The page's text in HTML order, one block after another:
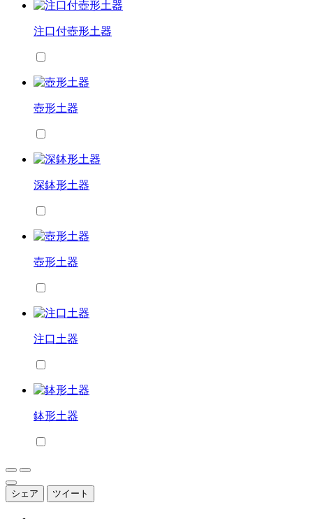
注口付壺形土器
壺形土器
深鉢形土器
壺形土器
注口土器
鉢形土器
シェア ツイート